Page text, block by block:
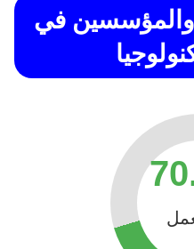
والمؤسسين في